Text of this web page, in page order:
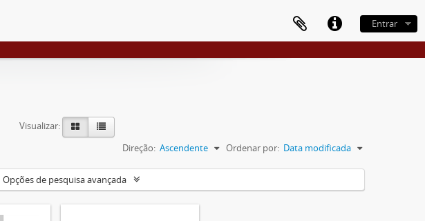
Entrar
Visualizar:
Ordenar por: Data modificada
Direção: Ascendente
Opções de pesquisa avançada